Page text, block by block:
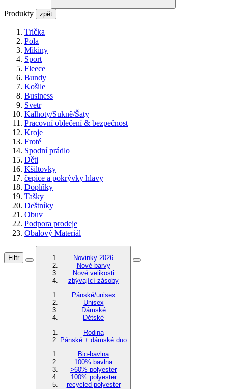
Produkty zpět
Trička
Pola
Mikiny
Sport
Fleece
Bundy
Košile
Business
Svetr
Kalhoty/Sukně/Šaty
Pracovní oblečení & bezpečnost
Kroje
Froté
Spodní prádlo
Děti
Kšiltovky
čepice a pokrývky hlavy
Doplňky
Tašky
Deštníky
Obuv
Podpora prodeje
Obalový Materiál
Filtr
Novinky 2026
Nové barvy
Nové velikosti
zbývající zásoby
Pánské/unisex
Unisex
Dámské
Dětské
Rodina
Pánské + dámské duo
Bio-bavlna
100% bavlna
>60% polyester
100% polyester
recycled polyester